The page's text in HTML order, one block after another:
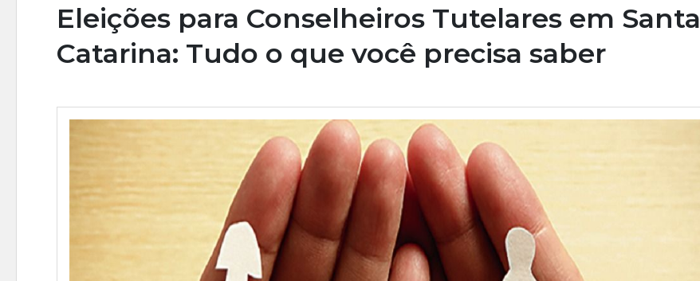
Eleições para Conselheiros Tutelares em Santa
Catarina: Tudo o que você precisa saber